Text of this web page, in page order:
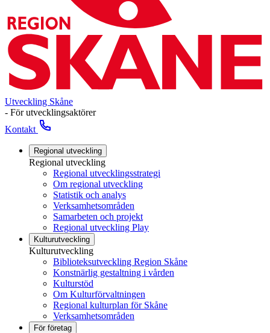
Utveckling Skåne
- För utvecklingsaktörer
Kontakt
Regional utveckling
Regional utveckling
Regional utvecklingsstrategi
Om regional utveckling
Statistik och analys
Verksamhetsområden
Samarbeten och projekt
Regional utveckling Play
Kulturutveckling
Kulturutveckling
Biblioteksutveckling Region Skåne
Konstnärlig gestaltning i vården
Kulturstöd
Om Kulturförvaltningen
Regional kulturplan för Skåne
Verksamhetsområden
För företag